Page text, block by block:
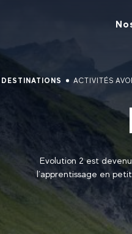
ACTIVITÉS
Evolution 2 est
l’apprentissage en